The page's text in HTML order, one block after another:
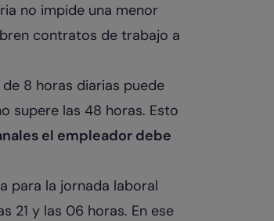
no impide una menor
contratos de trabajo a
8 horas diarias puede
supere las 48 horas. Esto
el empleador debe
para la jornada laboral
21 y las 06 horas. En ese